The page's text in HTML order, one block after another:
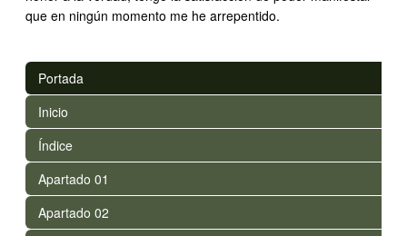
que en ningún momento me he arrepentido.
Portada
Inicio
Índice
Apartado 01
Apartado 02